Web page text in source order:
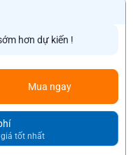
hơn dự kiến !
Mua ngay
tốt nhất